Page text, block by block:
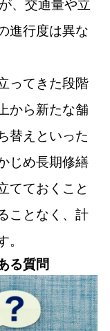
、交通量や立
進行度は異な
ってきた段階
から新たな舗
替えといった
じめ長期修繕
てておくこと
ことなく、計
。
る質問